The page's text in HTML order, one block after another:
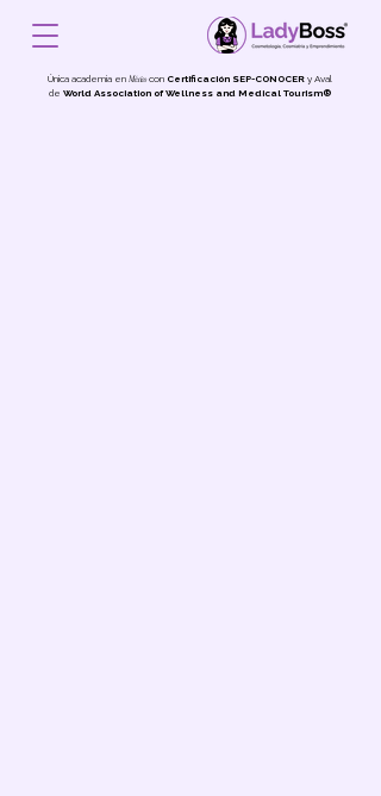
Única academia en Méxicocon Certificación SEP-CONOCER y Aval
de World Association of Wellness and Medical Tourism®